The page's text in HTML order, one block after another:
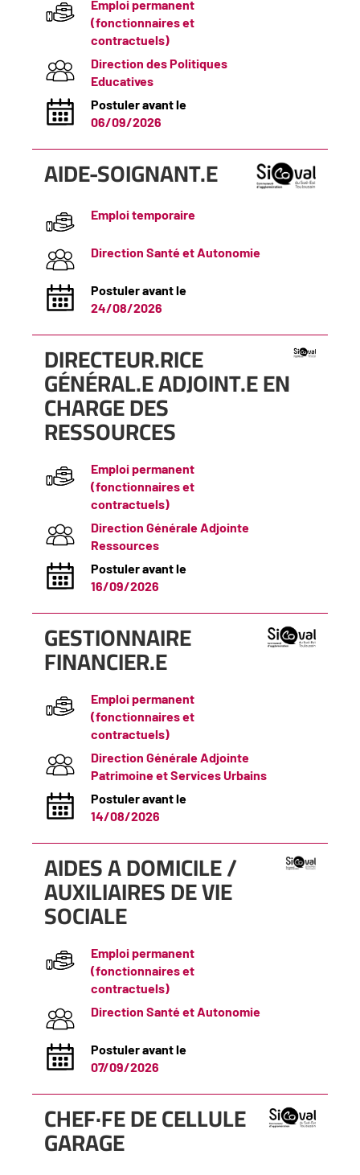
Emploi permanent
(fonctionnaires et
contractuels)
Direction des Politiques
Educatives
Postuler avant le
06/09/2026
AIDE-SOIGNANT.E
(Nouvelle
fenêtre)Emploi temporaire
Direction Santé et Autonomie
Postuler avant le
24/08/2026
DIRECTEUR.RICE
GÉNÉRAL.E ADJOINT.E EN
CHARGE DES
RESSOURCES
(Nouvelle
fenêtre)
Emploi permanent
(fonctionnaires et
contractuels)
Direction Générale Adjointe
Ressources
Postuler avant le
16/09/2026
GESTIONNAIRE
FINANCIER.E
(Nouvelle
fenêtre)
Emploi permanent
(fonctionnaires et
contractuels)
Direction Générale Adjointe
Patrimoine et Services Urbains
Postuler avant le
14/08/2026
AIDES A DOMICILE /
AUXILIAIRES DE VIE
SOCIALE
(Nouvelle
fenêtre)
Emploi permanent
(fonctionnaires et
contractuels)
Direction Santé et Autonomie
Postuler avant le
07/09/2026
CHEF·FE DE CELLULE
GARAGE
(Nouvelle
fenêtre)